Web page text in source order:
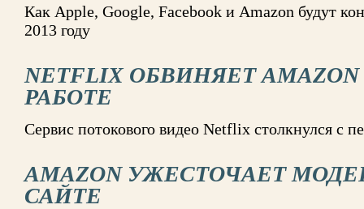
Как Apple, Google, Facebook и Amazon будут
2013 году
NETFLIX ОБВИНЯЕТ
РАБОТЕ
Сервис потокового видео Netflix столкнулся с
AMAZON УЖЕСТОЧАЕТ
САЙТЕ